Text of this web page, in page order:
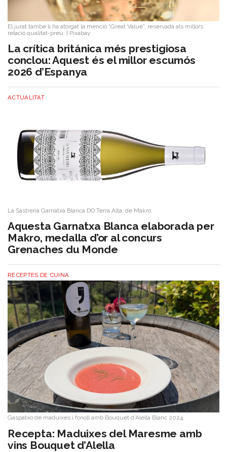
El jurat també li ha atorgat la menció “Great Value”, reservada als millors
relació qualitat-preu. | Pixabay
La crítica británica més prestigiosa
conclou: Aquest és el millor escumós
2026 d’Espanya
ACTUALITAT
La Sastrería Garnatxa Blanca DO Terra Alta, de Makro.
Aquesta Garnatxa Blanca elaborada per
Makro, medalla d’or al concurs
Grenaches du Monde
RECEPTES DE CUINA
Gaspatxo de maduixes i fonoll amb Bouquet d’Alella Blanc 2024.
​Recepta: Maduixes del Maresme amb
vins Bouquet d’Alella